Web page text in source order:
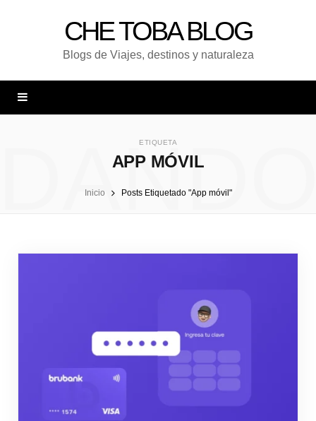
CHE TOBA BLOG
Blogs de Viajes, destinos y naturaleza
ETIQUETA
APP MÓVIL
UNA
Inicio Posts Etiquetado "App móvil"